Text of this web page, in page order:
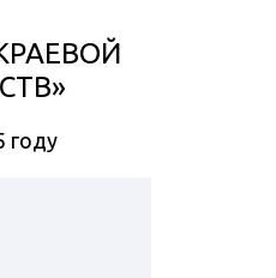
году